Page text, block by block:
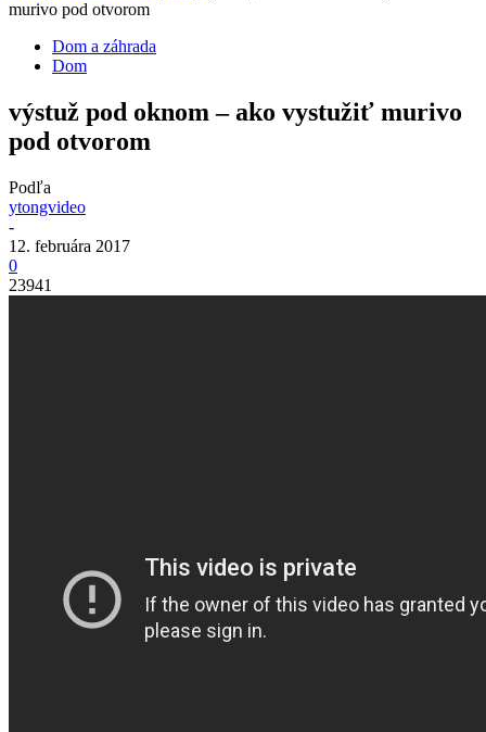
murivo pod otvorom
Dom a záhrada
Dom
výstuž pod oknom – ako vystužiť murivo
pod otvorom
Podľa
ytongvideo
-
12. februára 2017
0
23941